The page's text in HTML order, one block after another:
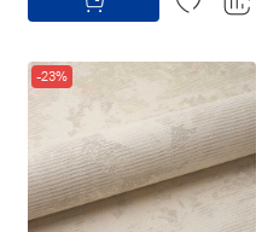
-23%